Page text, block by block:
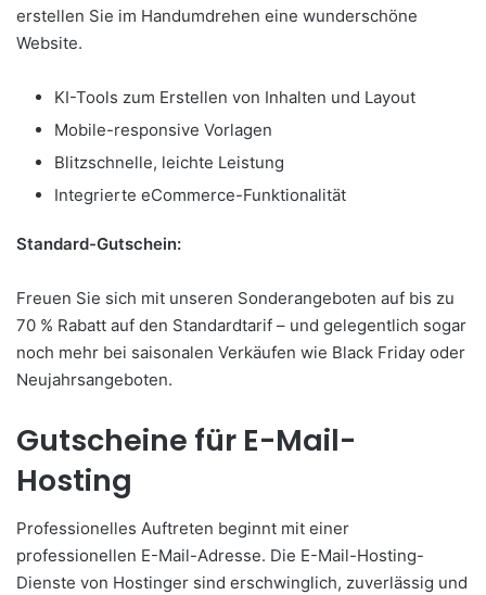
erstellen Sie im Handumdrehen eine wunderschöne
Website.
KI-Tools zum Erstellen von Inhalten und Layout
Mobile-responsive Vorlagen
Blitzschnelle, leichte Leistung
Integrierte eCommerce-Funktionalität
Standard-Gutschein:
Freuen Sie sich mit unseren Sonderangeboten auf bis zu
70 % Rabatt auf den Standardtarif – und gelegentlich sogar
noch mehr bei saisonalen Verkäufen wie Black Friday oder
Neujahrsangeboten.
Gutscheine für E-Mail-
Hosting
Professionelles Auftreten beginnt mit einer
professionellen E-Mail-Adresse. Die E-Mail-Hosting-
Dienste von Hostinger sind erschwinglich, zuverlässig und